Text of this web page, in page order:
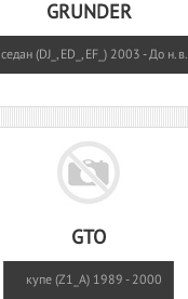
GRUNDER
седан (DJ_, ED_, EF_) 2003 - До н.в.
GTO
купе (Z1_A) 1989 - 2000